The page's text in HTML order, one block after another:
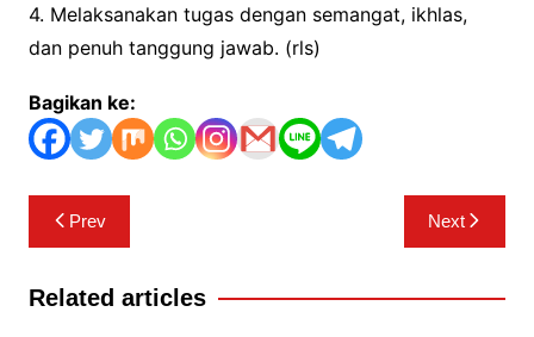
4. Melaksanakan tugas dengan semangat, ikhlas,
dan penuh tanggung jawab. (rls)
Bagikan ke:
Navigasi
pos
Prev Next
Related articles